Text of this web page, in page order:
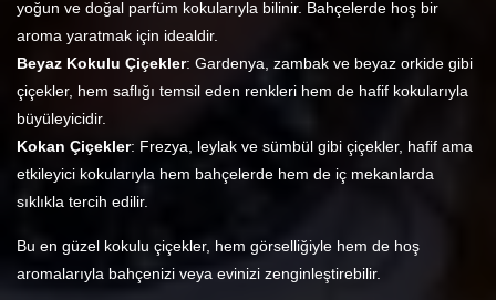
yoğun ve doğal parfüm kokularıyla bilinir. Bahçelerde hoş bir
aroma yaratmak için idealdir.
Beyaz Kokulu Çiçekler: Gardenya, zambak ve beyaz orkide gibi
çiçekler, hem saflığı temsil eden renkleri hem de hafif kokularıyla
büyüleyicidir.
Kokan Çiçekler: Frezya, leylak ve sümbül gibi çiçekler, hafif ama
etkileyici kokularıyla hem bahçelerde hem de iç mekanlarda
sıklıkla tercih edilir.
Bu en güzel kokulu çiçekler, hem görselliğiyle hem de hoş
aromalarıyla bahçenizi veya evinizi zenginleştirebilir.